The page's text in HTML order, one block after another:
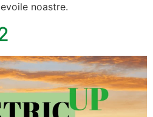
noastre.